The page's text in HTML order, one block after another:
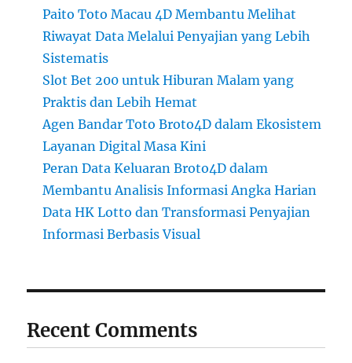
Paito Toto Macau 4D Membantu Melihat
Riwayat Data Melalui Penyajian yang Lebih
Sistematis
Slot Bet 200 untuk Hiburan Malam yang
Praktis dan Lebih Hemat
Agen Bandar Toto Broto4D dalam Ekosistem
Layanan Digital Masa Kini
Peran Data Keluaran Broto4D dalam
Membantu Analisis Informasi Angka Harian
Data HK Lotto dan Transformasi Penyajian
Informasi Berbasis Visual
Recent Comments